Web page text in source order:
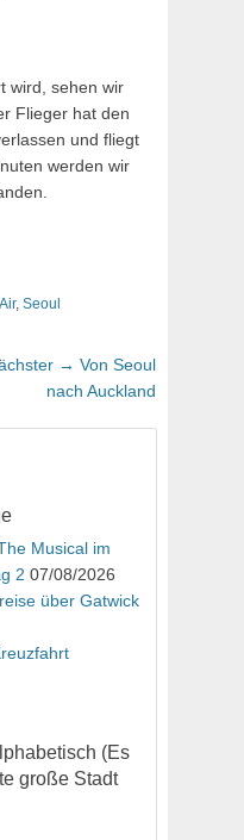
wird, sehen wir
Flieger hat den
und fliegt
werden wir
, Seoul
→ Nächster
Beitrag:
Von Seoul
nach Auckland
Musical im
2 07/08/2026
über Gatwick
(Es
große Stadt